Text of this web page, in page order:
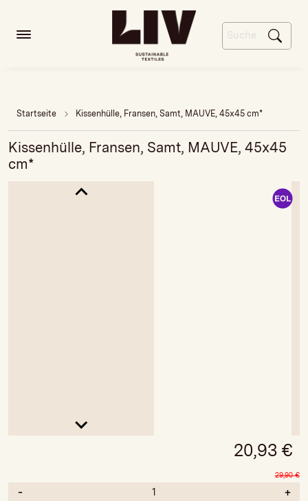
Startseite Kissenhülle, Fransen, Samt, MAUVE, 45x45 cm*
Kissenhülle, Fransen, Samt, MAUVE, 45x45
cm*
20,93 €
29,90€
- +